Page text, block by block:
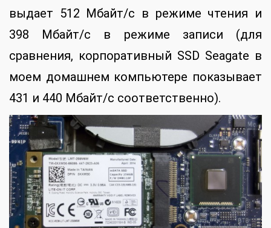
выдает 512 Мбайт/с в режиме чтения и
398 Мбайт/с в режиме записи (для
сравнения, корпоративный SSD Seagate в
моем домашнем компьютере показывает
431 и 440 Мбайт/с соответственно).